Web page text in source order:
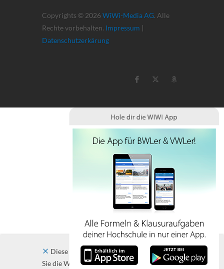
Copyrights © 2026 WiWi-Media AG. Alle
Rechte vorbehalten. Impressum |
Datenschutzerkärung
Diese Website verwendet Cookies. Indem
Sie die Website und ihre Angebote nutzen